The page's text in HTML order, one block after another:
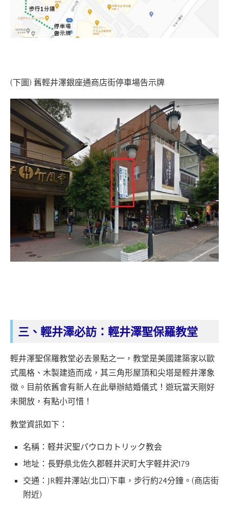
(下圖) 舊輕井澤銀座通商店街停車場告示牌
三、輕井澤必訪：輕井澤聖保羅教堂
輕井澤聖保羅教堂必去景點之一，教堂是美國建築家以歐
式風格、木製建造而成，其三角形屋頂和尖塔是輕井澤象
徵。目前依舊會有新人在此舉辦結婚儀式！遊玩當天剛好
未開放，有點小可惜！
教堂資訊如下：
名稱：軽井沢聖パウロカトリック教会
地址：長野県北佐久郡軽井沢町大字軽井沢179
交通：JR輕井澤站(北口)下車，步行約24分鐘。(商店街
附近)